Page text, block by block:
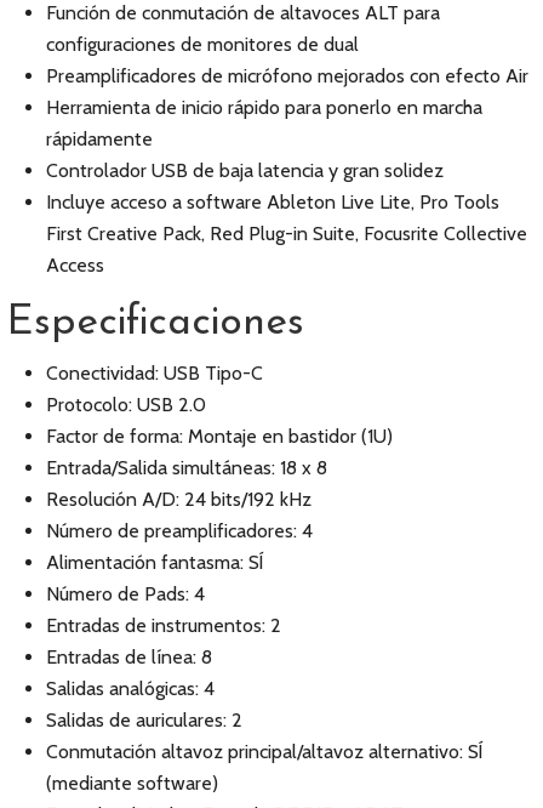
Función de conmutación de altavoces ALT para
configuraciones de monitores de dual
Preamplificadores de micrófono mejorados con efecto Air
Herramienta de inicio rápido para ponerlo en marcha
rápidamente
Controlador USB de baja latencia y gran solidez
Incluye acceso a software Ableton Live Lite, Pro Tools
First Creative Pack, Red Plug-in Suite, Focusrite Collective
Access
Especificaciones
Conectividad: USB Tipo-C
Protocolo: USB 2.0
Factor de forma: Montaje en bastidor (1U)
Entrada/Salida simultáneas: 18 x 8
Resolución A/D: 24 bits/192 kHz
Número de preamplificadores: 4
Alimentación fantasma: SÍ
Número de Pads: 4
Entradas de instrumentos: 2
Entradas de línea: 8
Salidas analógicas: 4
Salidas de auriculares: 2
Conmutación altavoz principal/altavoz alternativo: SÍ
(mediante software)